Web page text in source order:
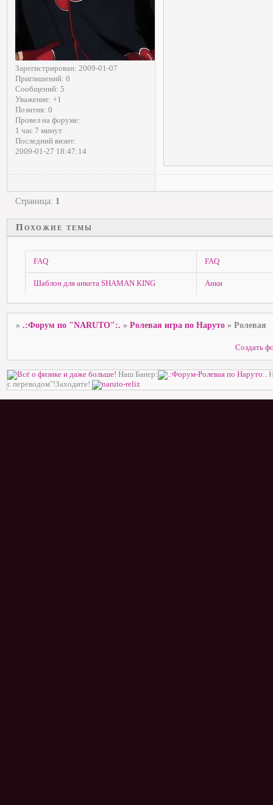
Зарегистрирован: 2009-01-07
Приглашений: 0
Сообщений: 5
Уважение: +1
Позитив: 0
Провел на форуме:
1 час 7 минут
Последний визит:
2009-01-27 18:47:14
Страница: 1
Похожие темы
FAQ FAQ
Шаблон для анкета SHAMAN KING Анки
».:Форум по "NARUTO":. »Ролевая игра по Наруто »Ролевая
Создать
Наш Банер:
с переводом"!Заходите!